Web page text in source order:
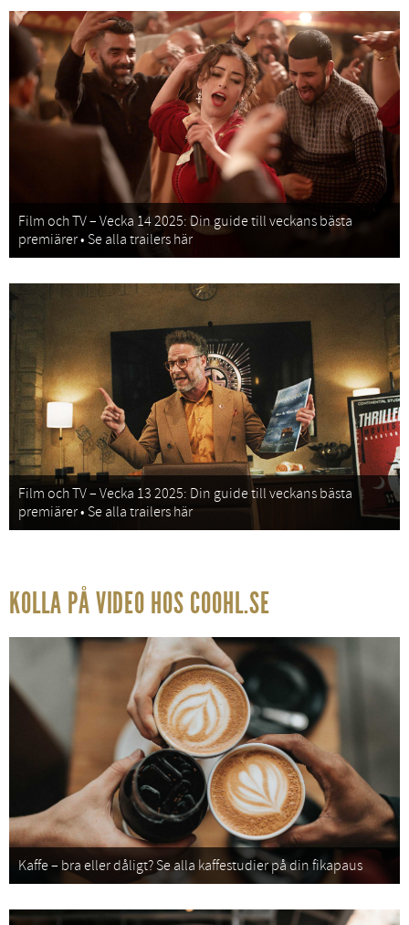
Film och TV – Vecka 14 2025: Din guide till veckans bästa
premiärer • Se alla trailers här
Film och TV – Vecka 13 2025: Din guide till veckans bästa
premiärer • Se alla trailers här
KOLLA PÅ VIDEO HOS COOHL.SE
Kaffe – bra eller dåligt? Se alla kaffestudier på din fikapaus